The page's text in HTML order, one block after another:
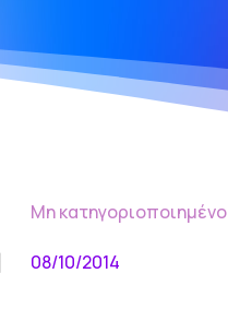
Μη κατηγοριοποιημένο
08/10/2014